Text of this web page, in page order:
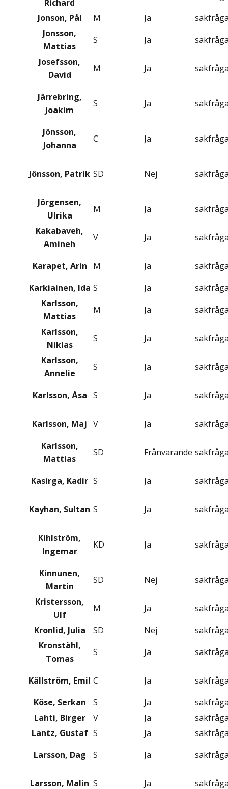
Richard
Jonson, Pål
M Ja
Jonsson,
Mattias
S Ja
Josefsson,
David
M Ja
Järrebring,
Joakim
S Ja
Jönsson,
Johanna
C Ja
Jönsson, Patrik SD Nej
Jörgensen,
Ulrika
M Ja
Kakabaveh,
Amineh
V Ja
Karapet, Arin M Ja
Karkiainen, Ida S Ja
Karlsson,
Mattias
M Ja
Karlsson,
Niklas
S Ja
Karlsson,
Annelie
S Ja
Karlsson, Åsa S Ja
Karlsson, Maj V Ja
Karlsson,
Mattias
SD Frånvarande
Kasirga, Kadir S Ja
Kayhan, Sultan S Ja
Kihlström,
Ingemar
KD Ja
Kinnunen,
Martin
SD Nej
Kristersson,
Ulf
M Ja
Kronlid, Julia
SD Nej
Kronståhl,
Tomas
S Ja
Källström, Emil C Ja
Köse, Serkan
S Ja
Lahti, Birger
V Ja
Lantz, Gustaf S Ja
Larsson, Dag
S Ja
Larsson, Malin S Ja